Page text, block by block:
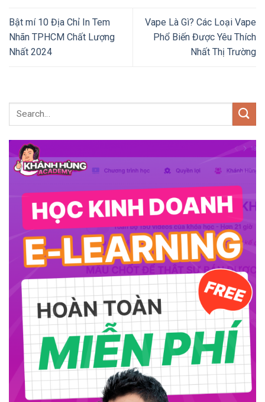
Bật mí 10 Địa Chỉ In Tem
Nhãn TPHCM Chất Lượng
Nhất 2024
Vape Là Gì? Các Loại Vape
Phổ Biến Được Yêu Thích
Nhất Thị Trường